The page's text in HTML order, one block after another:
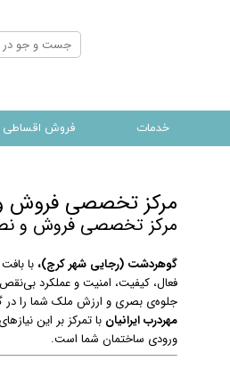
خدمات فروش اقساطی
مرکز تخصصی فروش
مرکز تخصصی فروش و
گوهردشت (رجایی شهر کرج)، با
فعال، کیفیت، امنیت و عملکرد
جلوه‌ی بصری و ارزش ملک شما را در
مهردرب ایرانیان با تمرکز بر این
ورودی ساختمان شما است.